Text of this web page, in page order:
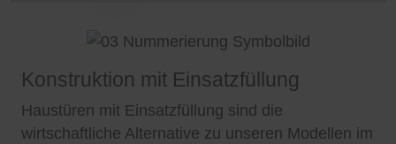
Konstruktion mit Einsatzfüllung
Haustüren mit Einsatzfüllung sind die
wirtschaftliche Alternative zu unseren Modellen im